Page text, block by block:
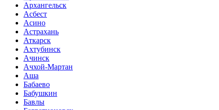
Архангельск
Асбест
Асино
Астрахань
Аткарск
Ахтубинск
Ачинск
Ачхой-Мартан
Аша
Бабаево
Бабушкин
Бавлы